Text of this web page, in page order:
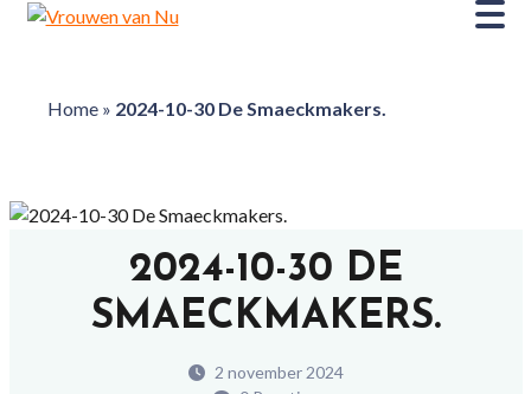
Home» 2024-10-30 De Smaeckmakers.
2024-10-30 DE
SMAECKMAKERS.
2 november 2024